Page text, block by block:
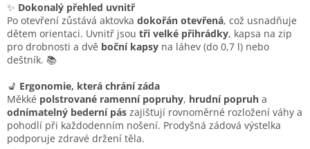
i
s
u
✨ Dokonalý přehled uvnitř
Po otevření zůstává aktovka dokořán otevřená, což usnadňuje
dětem orientaci. Uvnitř jsou tři velké přihrádky, kapsa na zip
pro drobnosti a dvě boční kapsy na láhev (do 0,7 l) nebo
deštník. 📚
💺 Ergonomie, která chrání záda
Měkké polstrované ramenní popruhy, hrudní popruh a
odnímatelný bederní pás zajišťují rovnoměrné rozložení váhy a
pohodlí při každodenním nošení. Prodyšná zádová výstelka
podporuje zdravé držení těla.